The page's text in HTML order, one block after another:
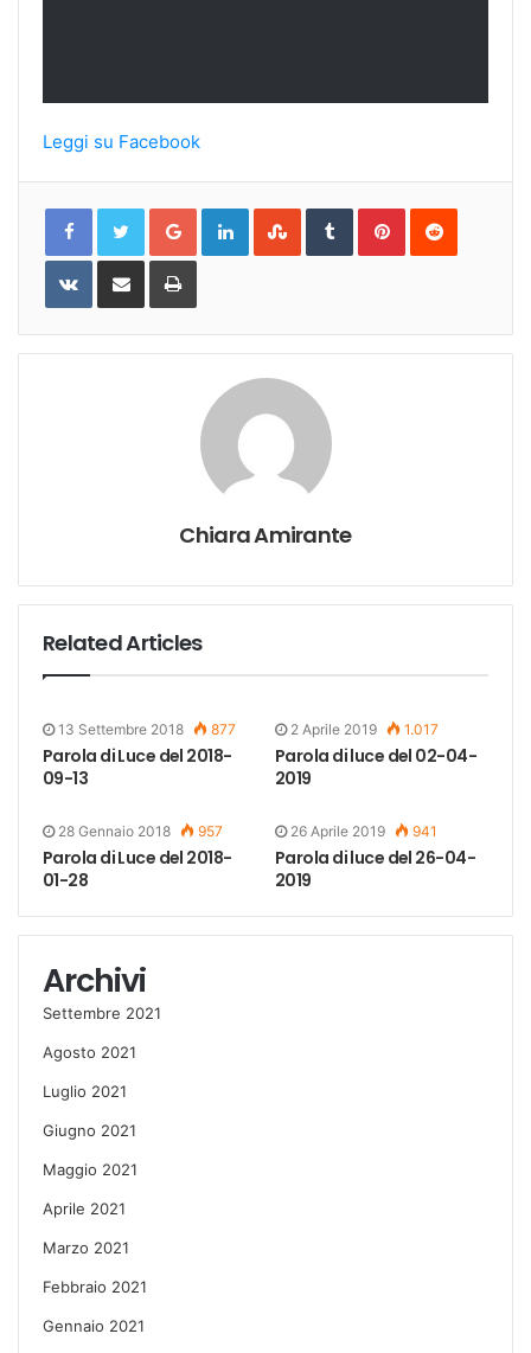
Leggi su Facebook
Google+LinkedInStumbleUpon
TumblrPinterestReddit
VKontakteShare
Email
Print
Chiara Amirante
Related Articles
13 Settembre 2018 877
Parola di Luce del 2018-
09-13
2 Aprile 2019 1.017
Parola di luce del 02-04-
2019
28 Gennaio 2018 957
Parola di Luce del 2018-
01-28
26 Aprile 2019 941
Parola di luce del 26-04-
2019
Archivi
Settembre 2021
Agosto 2021
Luglio 2021
Giugno 2021
Maggio 2021
Aprile 2021
Marzo 2021
Febbraio 2021
Gennaio 2021